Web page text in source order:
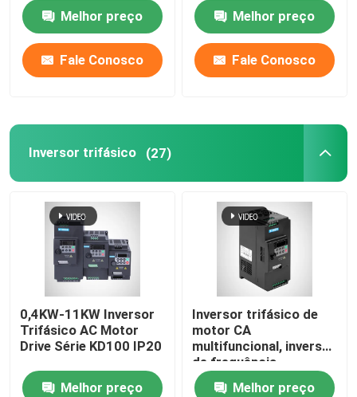
Melhor preço
Fale Conosco
Melhor preço
Fale Conosco
Inversor trifásico (27)
0,4KW-11KW Inversor
Trifásico AC Motor
Drive Série KD100 IP20
Melhor preço
Inversor trifásico de
motor CA
multifuncional, inversor
de frequência
monofásico de 10HP
Melhor preço